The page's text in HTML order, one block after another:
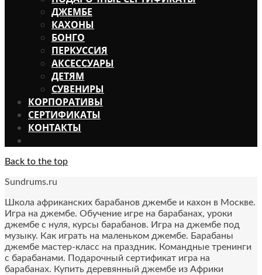
ДЖЕМБЕ
КАХОНЫ
БОНГО
ПЕРКУССИЯ
АКСЕССУАРЫ
ДЕТЯМ
СУВЕНИРЫ
КОРПОРАТИВЫ
СЕРТИФИКАТЫ
КОНТАКТЫ
Back to the top
Sundrums.ru
Школа африканских барабанов джембе и кахон в Москве.
Игра на джембе. Обучение игре на барабанах, уроки
джембе с нуля, курсы барабанов. Игра на джембе под
музыку. Как играть на маленьком джембе. Барабаны
джембе мастер-класс на праздник. Командные тренинги
с барабанами. Подарочный сертификат игра на
барабанах. Купить деревянный джембе из Африки